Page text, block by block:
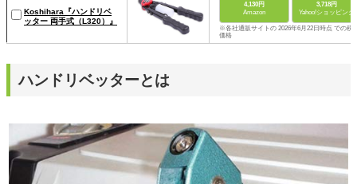
Koshihara『ハンドリベ
ッター 両手式（L320）』
4,130円
Amazon
3,718円
Yahoo!ショッピング
※各社通販サイトの 2026年6月22日時点 での税
価格
ハンドリベッターとは